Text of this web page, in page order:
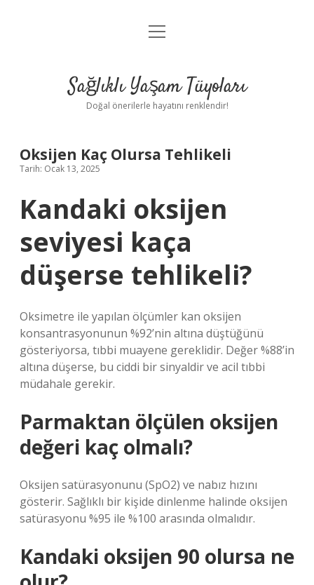
Anasayfa
Yasal Uyarı
menüyü
Sağlıklı Yaşam Tüyoları
Doğal önerilerle hayatını renklendir!
Oksijen Kaç Olursa Tehlikeli
Tarih: Ocak 13, 2025
Kandaki oksijen
seviyesi kaça
düşerse tehlikeli?
Oksimetre ile yapılan ölçümler kan oksijen
konsantrasyonunun %92’nin altına düştüğünü
gösteriyorsa, tıbbi muayene gereklidir. Değer %88’in
altına düşerse, bu ciddi bir sinyaldir ve acil tıbbi
müdahale gerekir.
Parmaktan ölçülen oksijen
değeri kaç olmalı?
Oksijen satürasyonunu (SpO2) ve nabız hızını
gösterir. Sağlıklı bir kişide dinlenme halinde oksijen
satürasyonu %95 ile %100 arasında olmalıdır.
Kandaki oksijen 90 olursa ne